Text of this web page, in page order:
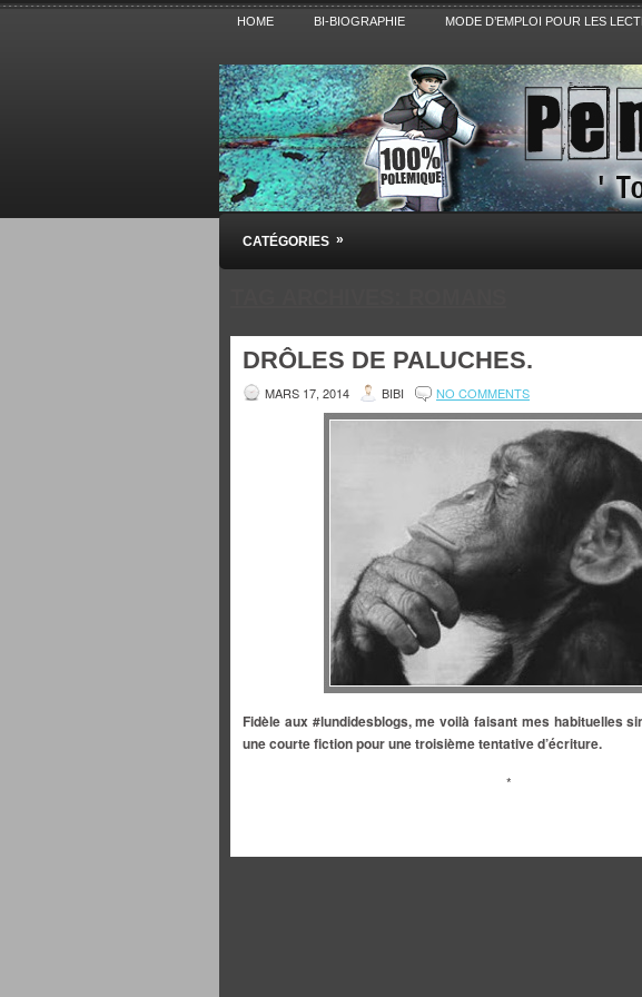
HOME BI-BIOGRAPHIE MODE D’EMPLOI POUR LES
Pensez BiBi
Blog polémique sur l'Actualité, la Culture, la Politique, le
CATÉGORIES »
DRÔLES DE PALUCHES.
MARS 17, 2014 BIBI NO COMMENTS
Fidèle aux #lundidesblogs, me voilà faisant mes habituelles
une courte fiction pour une troisième tentative d’écriture.
*